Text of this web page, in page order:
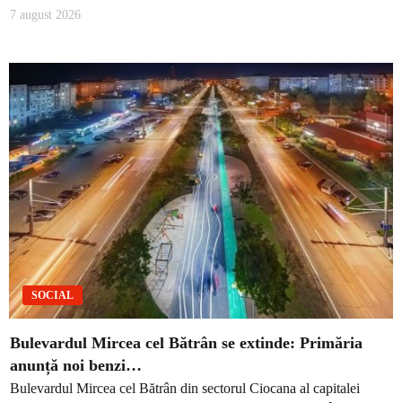
7 august 2026
SOCIAL
Bulevardul Mircea cel Bătrân se extinde: Primăria
anunță noi benzi…
Bulevardul Mircea cel Bătrân din sectorul Ciocana al capitalei